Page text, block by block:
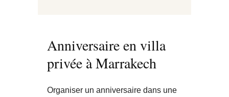
Anniversaire en villa
privée à Marrakech
Organiser un anniversaire dans une